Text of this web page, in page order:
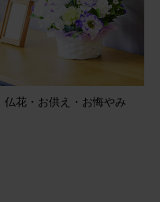
仏花・お供え・お悔やみ